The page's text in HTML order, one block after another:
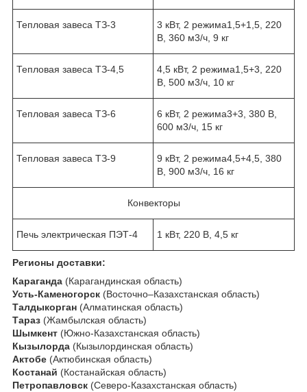
Тепловая завеса ТЗ-3 3 кВт, 2 режима1,5+1,5, 220
В, 360 м3/ч, 9 кг
Тепловая завеса ТЗ-4,5 4,5 кВт, 2 режима1,5+3, 220
В, 500 м3/ч, 10 кг
Тепловая завеса ТЗ-6 6 кВт, 2 режима3+3, 380 В,
600 м3/ч, 15 кг
Тепловая завеса ТЗ-9 9 кВт, 2 режима4,5+4,5, 380
В, 900 м3/ч, 16 кг
Конвекторы
Печь электрическая ПЭТ-4 1 кВт, 220 В, 4,5 кг
Регионы доставки:
Караганда (Карагандинская область)
Усть-Каменогорск (Восточно–Казахстанская область)
Талдыкорган (Алматинская область)
Тараз (Жамбылская область)
Шымкент (Южно-Казахстанская область)
Кызылорда (Кызылординская область)
Актобе (Актюбинская область)
Костанай (Костанайская область)
Петропавловск (Северо-Казахстанская область)